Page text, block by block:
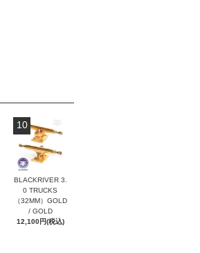
10
BLACKRIVER 3.
0 TRUCKS
（32MM）GOLD
/ GOLD
12,100円(税込)